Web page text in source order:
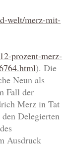
welt/merz-mit-
prozent-merz-
). Die
Neun als
Fall der
Merz in Tat
Delegierten
Ausdruck